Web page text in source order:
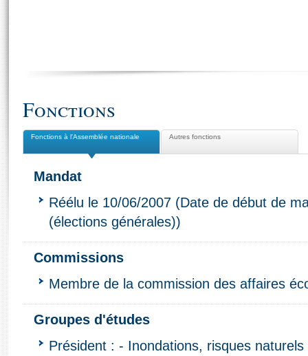
Fonctions
Fonctions à l'Assemblée nationale Autres fonctions
Mandat
Réélu le 10/06/2007 (Date de début de
(élections générales))
Commissions
Membre de la commission des affaires
Groupes d'études
Président : - Inondations, risques